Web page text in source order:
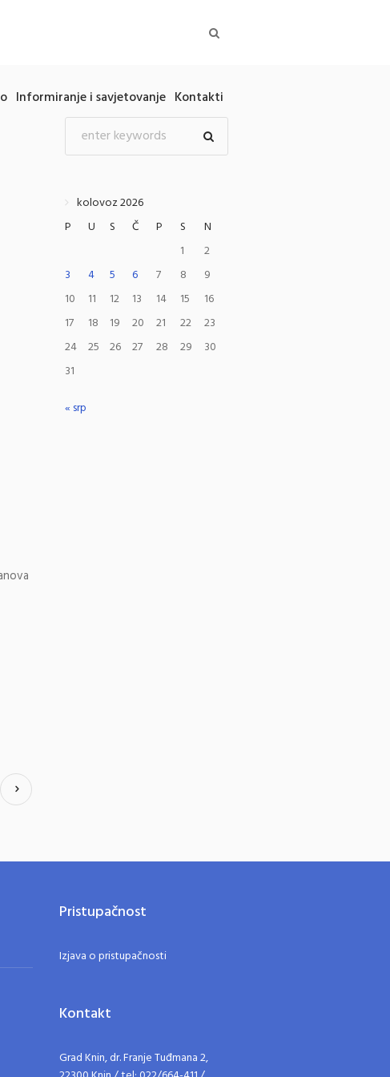
Informiranje i savjetovanje Kontakti
kolovoz 2026
P
U S Č P S
N
1
2
3
4 5 6 7 8
9
10
11 12 13 14 15
16
17
18 19 20 21 22
23
24
25 26 27 28 29
30
31
« srp
Pristupačnost
Izjava o pristupačnosti
Kontakt
Grad Knin, dr. Franje Tuđmana 2,